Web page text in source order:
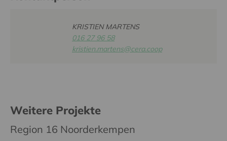
KRISTIEN MARTENS
016 27 96 58
kristien.martens@cera.coop
Weitere Projekte
Region 16 Noorderkempen